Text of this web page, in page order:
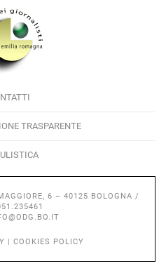
TRASPARENTE
6 – 40125 BOLOGNA /
| COOKIES POLICY